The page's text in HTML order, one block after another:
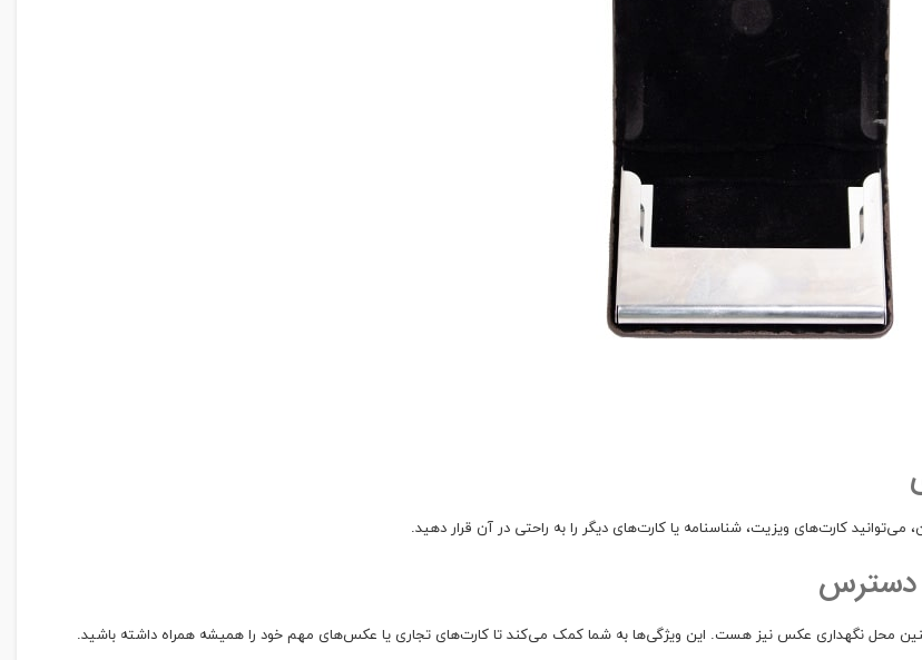
دسترس
محل نگهداری عکس نیز هست. این ویژگی‌ها به شما کمک می‌کند تا کارت‌های تجاری یا عکس‌های مهم خود را همیشه همراه داشته باشید.